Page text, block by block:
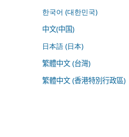
한국어 (대한민국)
中文(中国)
日本語 (日本)
繁體中文 (台灣)
繁體中文 (香港特別行政區)